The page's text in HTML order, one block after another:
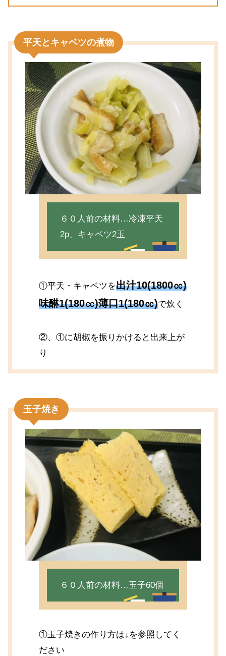
平天とキャベツの煮物
６０人前の材料…冷凍平天
2p、キャベツ2玉
①平天・キャベツを出汁10(1800㏄)
味醂1(180㏄)薄口1(180㏄)で炊く
②、①に胡椒を振りかけると出来上が
り
玉子焼き
６０人前の材料…玉子60個
①玉子焼きの作り方は↓を参照してく
ださい